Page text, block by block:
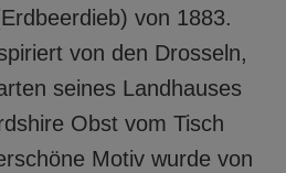
von 1883.
von den Drosseln,
seines Landhauses
Obst vom Tisch
Motiv wurde von